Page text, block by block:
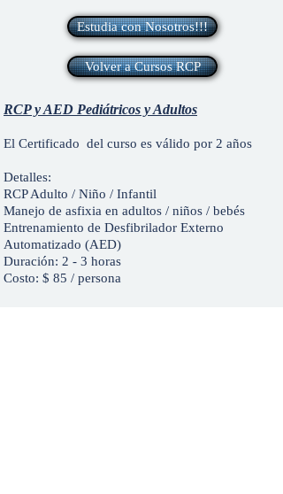
Estudia con Nosotros!!!
Volver a Cursos RCP
RCP y AED Pediátricos y Adultos
El Certificado del curso es válido por 2 años
Detalles:
RCP Adulto / Niño / Infantil
Manejo de asfixia en adultos / niños / bebés
Entrenamiento de Desfibrilador Externo
Automatizado (AED)
Duración: 2 - 3 horas
Costo: $ 85 / persona